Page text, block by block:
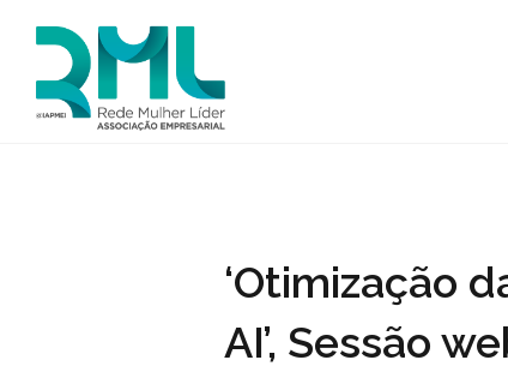
‘Otimização
AI’, Sessão